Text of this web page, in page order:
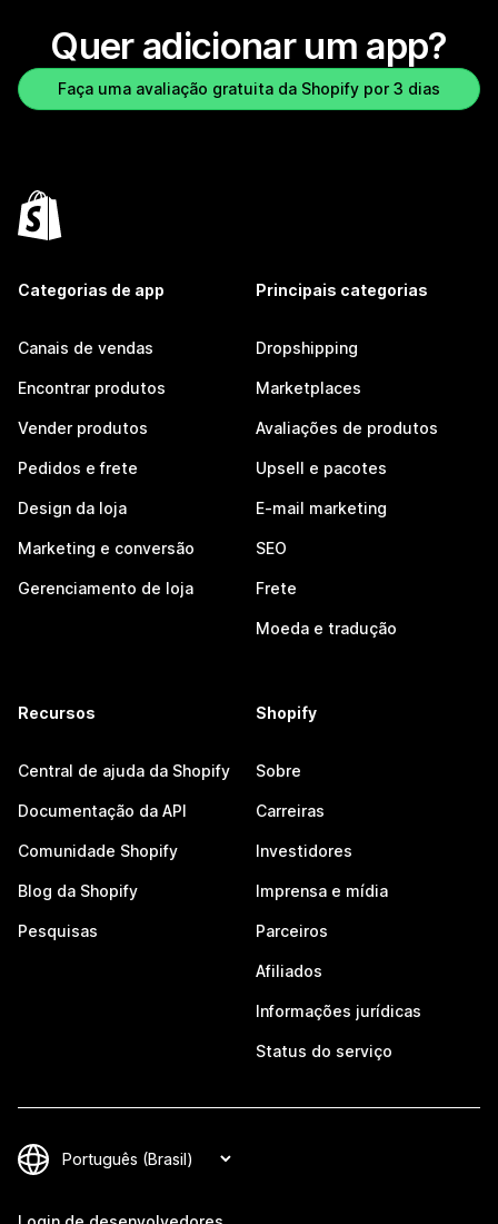
Quer adicionar um app?
Faça uma avaliação gratuita da Shopify por 3 dias
Categorias de app
Canais de vendas
Encontrar produtos
Vender produtos
Pedidos e frete
Design da loja
Marketing e conversão
Gerenciamento de loja
Principais categorias
Dropshipping
Marketplaces
Avaliações de produtos
Upsell e pacotes
E-mail marketing
SEO
Frete
Moeda e tradução
Recursos
Central de ajuda da Shopify
Documentação da API
Comunidade Shopify
Blog da Shopify
Pesquisas
Shopify
Sobre
Carreiras
Investidores
Imprensa e mídia
Parceiros
Afiliados
Informações jurídicas
Status do serviço